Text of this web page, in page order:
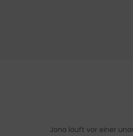
Jona läuft vor einer